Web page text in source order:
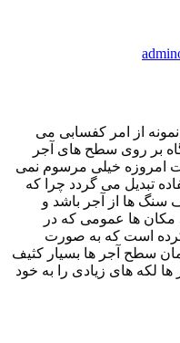
از امر کفسابی می
بر روی سطح های آجر
امروزه خیلی مرسوم نمی
تبدیل می گردد چرا که
سنگ ها از آجر باشد و
مکان ها عمومی که در
است که به صورت
سطح آجر ها بسیار کثیف
لکه های زیادی را به خود